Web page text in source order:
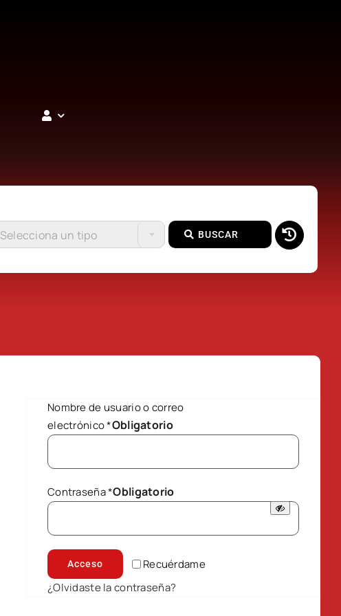
Selecciona un tipo BUSCAR
Nombre de usuario o correo
electrónico*Obligatorio
Contraseña*Obligatorio
Recuérdame
Acceso
¿Olvidaste la contraseña?